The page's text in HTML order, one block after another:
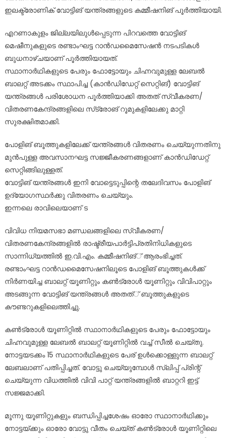
ഇലക്ട്രോണിക് വോട്ടിങ് യന്ത്രങ്ങളുടെ കമ്മീഷനിങ് പൂർത്തിയായി.
എറണാകുളം ജില്ലയിലുൾപ്പെടുന്ന പിറവത്തെ വോട്ടിങ്
മെഷീനുകളുടെ രണ്ടാംഘട്ട റാൻഡമൈസേഷൻ നടപടികൾ
ബുധനാഴ്ചയാണ് പൂർത്തിയായത്.
സ്ഥാനാർഥികളുടെ പേരും ഫോട്ടോയും ചിഹ്നവുമുള്ള ലേബൽ
ബാലറ്റ് അടക്കം സ്ഥാപിച്ച (കാൻഡിഡേറ്റ് സെറ്റിങ്) വോട്ടിങ്
യന്ത്രങ്ങൾ പരിശോധന പൂർത്തിയാക്കി അതത് സ്വീകരണ/
വിതരണകേന്ദ്രങ്ങളിലെ സ്‌ട്രോങ് റൂമുകളിലേക്കു മാറ്റി
സുരക്ഷിതമാക്കി.
പോളിങ് ബൂത്തുകളിലേക്ക് യന്ത്രങ്ങൾ വിതരണം ചെയ്യുന്നതിനു
മുൻപുള്ള അവസാനഘട്ട സജ്ജീകരണങ്ങളാണ് കാൻഡിഡേറ്റ്
സെറ്റിങ്ങിലുള്ളത്.
വോട്ടിങ് യന്ത്രങ്ങൾ ഇനി വോട്ടെടുപ്പിന്റെ തലേദിവസം പോളിങ്
ഉദ്യോഗസ്ഥർക്കു വിതരണം ചെയ്യും.
ഇന്നലെ രാവിലെയാണ് ട
വിവിധ നിയമസഭാ മണ്ഡലങ്ങളിലെ സ്വീകരണ/
വിതരണകേന്ദ്രങ്ങളിൽ രാഷ്ട്രീയപാർട്ടിപ്രതിനിധികളുടെ
സാന്നിധ്യത്തിൽ ഇ.വി.എം. കമ്മീഷനിങ്് ആരംഭിച്ചത്.
രണ്ടാംഘട്ട റാൻഡമൈസേഷനിലൂടെ പോളിങ് ബൂത്തുകൾക്ക്
നിർണയിച്ച ബാലറ്റ് യൂണിറ്റും കൺട്രോൾ യൂണിറ്റും വിവിപാറ്റും
അടങ്ങുന്ന വോട്ടിങ് യന്ത്രങ്ങൾ അതത്് ബൂത്തുകളുടെ
കൗണ്ടറുകളിലെത്തിച്ചു.
കൺട്രോൾ യൂണിറ്റിൽ സ്ഥാനാർഥികളുടെ പേരും ഫോട്ടോയും
ചിഹ്നവുമുള്ള ലേബൽ ബാലറ്റ് യൂണിറ്റിൽ വച്ച് സീൽ ചെയ്തു.
നോട്ടയടക്കം 15 സ്ഥാനാർഥികളുടെ പേര് ഉൾക്കൊള്ളുന്ന ബാലറ്റ്
ലേബലാണ് പതിപ്പിച്ചത്. വോട്ടു ചെയ്യുമ്പോൾ സ്ലിപ്പ് പ്രിന്റ്
ചെയ്യുന്ന വിധത്തിൽ വിവി പാറ്റ് യന്ത്രങ്ങളിൽ ബാറ്ററി ഇട്ട്
സജ്ജമാക്കി.
മൂന്നു യൂണിറ്റുകളും ബന്ധിപ്പിച്ചശേഷം ഓരോ സ്ഥാനാർഥിക്കും
നോട്ടയ്ക്കും ഓരോ വോട്ടു വീതം ചെയ്ത് കൺട്രോൾ യൂണിറ്റിലെ